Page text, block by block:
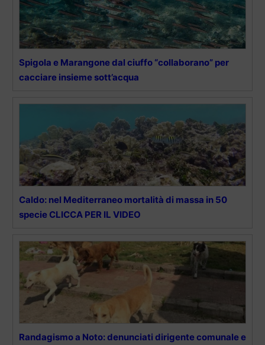
Spigola e Marangone dal ciuffo “collaborano” per
cacciare insieme sott’acqua
Caldo: nel Mediterraneo mortalità di massa in 50
specie CLICCA PER IL VIDEO
Randagismo a Noto: denunciati dirigente comunale e